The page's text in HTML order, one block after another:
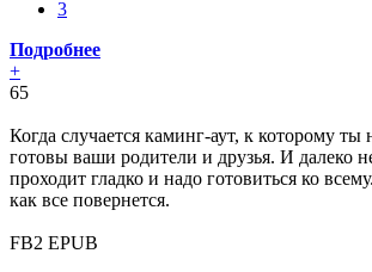
3
Подробнее
+
65
Когда случается каминг-аут, к которому ты
готовы ваши родители и друзья. И далеко
проходит гладко и надо готовиться ко
как все повернется.
FB2 EPUB